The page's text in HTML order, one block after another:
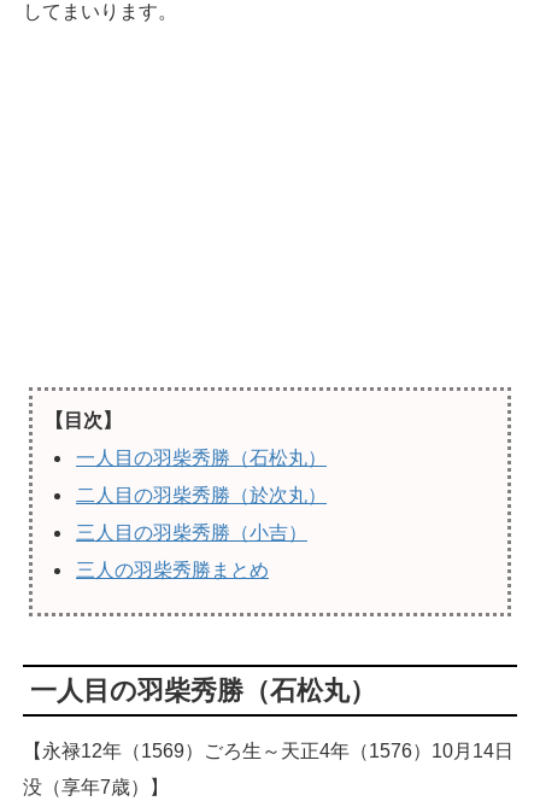
してまいります。
【目次】
一人目の羽柴秀勝（石松丸）
二人目の羽柴秀勝（於次丸）
三人目の羽柴秀勝（小吉）
三人の羽柴秀勝まとめ
一人目の羽柴秀勝（石松丸）
【永禄12年（1569）ごろ生～天正4年（1576）10月14日
没（享年7歳）】